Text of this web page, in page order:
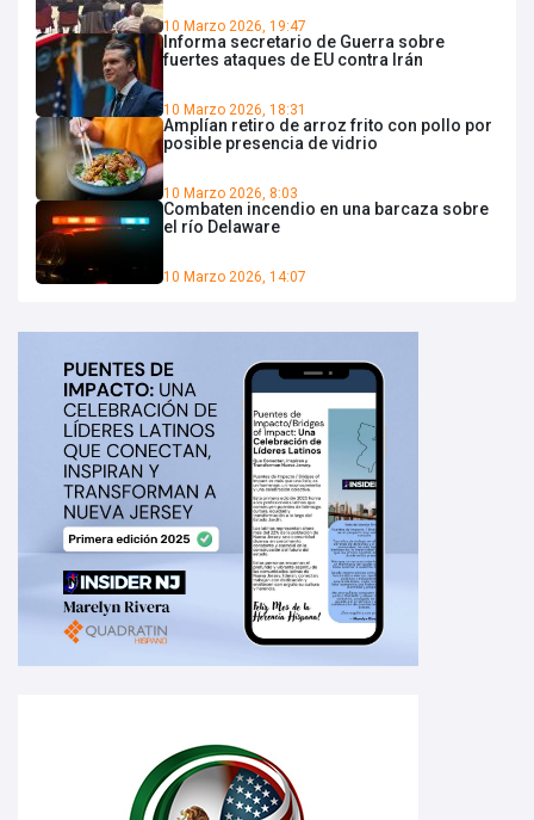
10 Marzo 2026, 19:47
Informa secretario de Guerra sobre
fuertes ataques de EU contra Irán
10 Marzo 2026, 18:31
Amplían retiro de arroz frito con pollo por
posible presencia de vidrio
10 Marzo 2026, 8:03
Combaten incendio en una barcaza sobre
el río Delaware
10 Marzo 2026, 14:07